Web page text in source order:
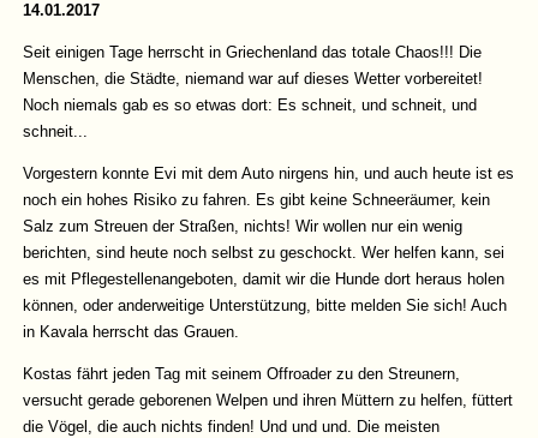
14.01.2017
Seit einigen Tage herrscht in Griechenland das totale Chaos!!! Die
Menschen, die Städte, niemand war auf dieses Wetter vorbereitet!
Noch niemals gab es so etwas dort: Es schneit, und schneit, und
schneit...
Vorgestern konnte Evi mit dem Auto nirgens hin, und auch heute ist es
noch ein hohes Risiko zu fahren. Es gibt keine Schneeräumer, kein
Salz zum Streuen der Straßen, nichts! Wir wollen nur ein wenig
berichten, sind heute noch selbst zu geschockt. Wer helfen kann, sei
es mit Pflegestellenangeboten, damit wir die Hunde dort heraus holen
können, oder anderweitige Unterstützung, bitte melden Sie sich! Auch
in Kavala herrscht das Grauen.
Kostas fährt jeden Tag mit seinem Offroader zu den Streunern,
versucht gerade geborenen Welpen und ihren Müttern zu helfen, füttert
die Vögel, die auch nichts finden! Und und und. Die meisten